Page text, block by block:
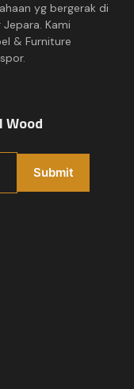
yg bergerak di
Kami
& Furniture